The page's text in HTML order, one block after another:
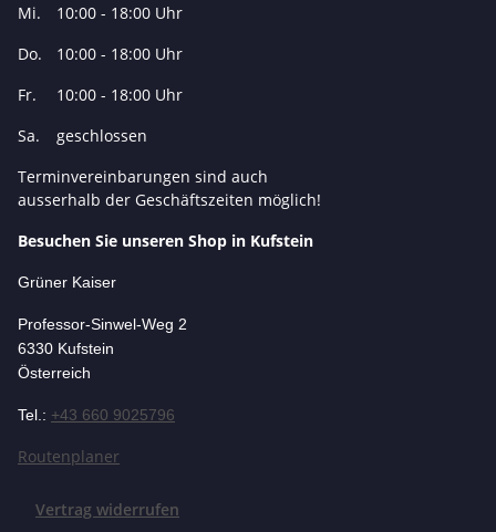
Mi.
10:00 - 18:00 Uhr
Do.
10:00 - 18:00 Uhr
Fr.
10:00 - 18:00 Uhr
Sa.
geschlossen
Terminvereinbarungen sind auch
ausserhalb der Geschäftszeiten möglich!
Besuchen Sie unseren Shop in Kufstein
Grüner Kaiser
Professor-Sinwel-Weg 2
6330 Kufstein
Österreich
Tel.: +43 660 9025796
Routenplaner
Vertrag widerrufen